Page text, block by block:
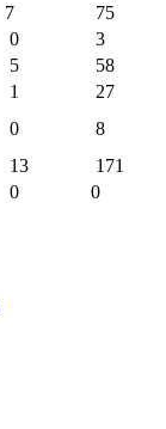
7
75
0
3
5
58
1
27
0
8
13
171
0
0